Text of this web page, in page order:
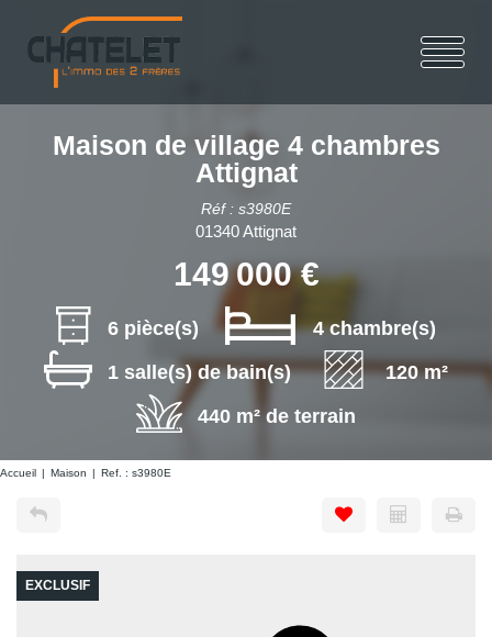
Maison de village 4 chambres
Attignat
Réf : s3980E
01340 Attignat
149 000 €
6 pièce(s)
4 chambre(s)
1 salle(s) de bain(s)
120 m²
440 m² de terrain
Accueil Maison Ref. : s3980E
EXCLUSIF